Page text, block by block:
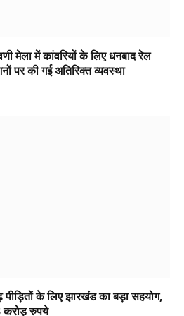
मेला में कांवरियों के लिए धनबाद रेल
पर की गई अतिरिक्त व्यवस्था
के लिए झारखंड का बड़ा सहयोग,
करोड़ रुपये